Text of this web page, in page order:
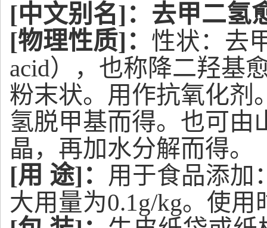
[中文别名]：去甲二氢
[物理性质]： 性状： 去
acid），也称降二羟基
粉末状。用作抗氧化剂
氢脱甲基而得。也可由
晶，再加水分解而得。
[用 途]： 用于食品添加
大用量为0.1g/kg。使